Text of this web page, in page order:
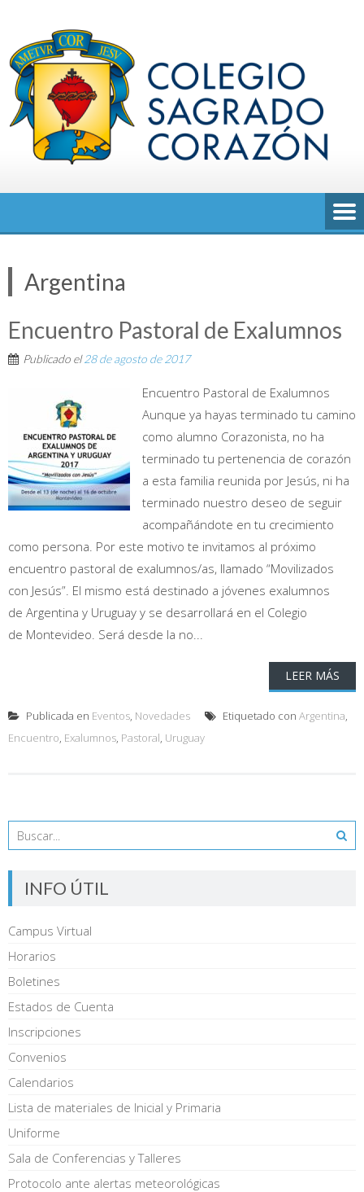
contenido
Argentina
Encuentro Pastoral de Exalumnos
Publicado el28 de agosto de 2017
Encuentro Pastoral de Exalumnos
Aunque ya hayas terminado tu camino
como alumno Corazonista, no ha
terminado tu pertenencia de corazón
a esta familia reunida por Jesús, ni ha
terminado nuestro deseo de seguir
acompañándote en tu crecimiento
como persona. Por este motivo te invitamos al próximo
encuentro pastoral de exalumnos/as, llamado “Movilizados
con Jesús”. El mismo está destinado a jóvenes exalumnos
de Argentina y Uruguay y se desarrollará en el Colegio
de Montevideo. Será desde la no...
LEER MÁS
Publicada en Eventos, Novedades Etiquetado con Argentina,
Encuentro, Exalumnos, Pastoral, Uruguay
INFO ÚTIL
Campus Virtual
Horarios
Boletines
Estados de Cuenta
Inscripciones
Convenios
Calendarios
Lista de materiales de Inicial y Primaria
Uniforme
Sala de Conferencias y Talleres
Protocolo ante alertas meteorológicas